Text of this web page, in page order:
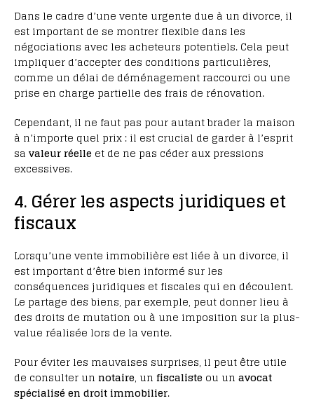
Dans le cadre d’une vente urgente due à un divorce, il
est important de se montrer flexible dans les
négociations avec les acheteurs potentiels. Cela peut
impliquer d’accepter des conditions particulières,
comme un délai de déménagement raccourci ou une
prise en charge partielle des frais de rénovation.
Cependant, il ne faut pas pour autant brader la maison
à n’importe quel prix : il est crucial de garder à l’esprit
sa valeur réelle et de ne pas céder aux pressions
excessives.
4. Gérer les aspects juridiques et
fiscaux
Lorsqu’une vente immobilière est liée à un divorce, il
est important d’être bien informé sur les
conséquences juridiques et fiscales qui en découlent.
Le partage des biens, par exemple, peut donner lieu à
des droits de mutation ou à une imposition sur la plus-
value réalisée lors de la vente.
Pour éviter les mauvaises surprises, il peut être utile
de consulter un notaire, un fiscaliste ou un avocat
spécialisé en droit immobilier.